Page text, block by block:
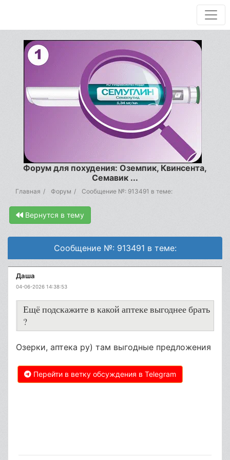
Форум для похудения: Оземпик, Квинсента,
Семавик ...
Главная Форум Сообщение №: 913491 в теме:
Вернутся в тему
Сообщение №: 913491 в теме:
Даша
04-06-2026 14:38:53
Ещё подскажите в какой аптеке выгоднее брать
?
Озерки, аптека ру) там выгодные предложения
Перейти в ветку обсуждения в Telegram